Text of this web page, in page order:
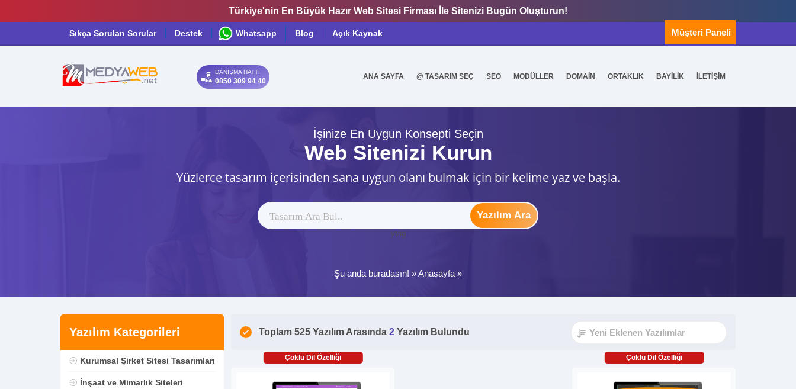
Türkiye'nin En Büyük Hazır Web Sitesi Firması İle Sitenizi Bugün Oluşturun!
Sıkça Sorulan Sorular Destek Whatsapp Blog Açık Kaynak Müşteri Paneli
DANIŞMA HATTI
0850 309 94 40
ANA SAYFA @ TASARIM SEÇ SEO MODÜLLER DOMAİN ORTAKLIK BAYİLİK İLETİŞİM
İşinize En Uygun Konsepti Seçin
Web Sitenizi Kurun
Yüzlerce tasarım içerisinden sana uygun olanı bulmak için bir kelime yaz ve başla.
Yazılım Ara
ytag
Şu anda buradasın! »Anasayfa »
Yazılım Kategorileri
Kurumsal Şirket Sitesi Tasarımları
İnşaat ve Mimarlık Siteleri
Toplam 525 Yazılım Arasında 2 Yazılım Bulundu
Çoklu Dil Özelliği Çoklu Dil Özelliği